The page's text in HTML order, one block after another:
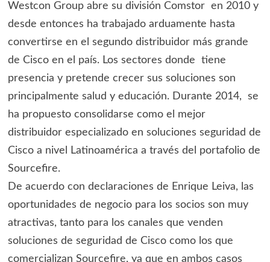
Westcon Group abre su división Comstor en 2010 y
desde entonces ha trabajado arduamente hasta
convertirse en el segundo distribuidor más grande
de Cisco en el país. Los sectores donde tiene
presencia y pretende crecer sus soluciones son
principalmente salud y educación. Durante 2014, se
ha propuesto consolidarse como el mejor
distribuidor especializado en soluciones seguridad de
Cisco a nivel Latinoamérica a través del portafolio de
Sourcefire.
De acuerdo con declaraciones de Enrique Leiva, las
oportunidades de negocio para los socios son muy
atractivas, tanto para los canales que venden
soluciones de seguridad de Cisco como los que
comercializan Sourcefire, ya que en ambos casos